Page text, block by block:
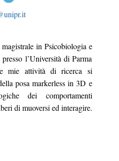
in Psicobiologia e
l’Università di Parma
mie attività di ricerca si
posa markerless in 3D e
dei comportamenti
di muoversi ed interagire.